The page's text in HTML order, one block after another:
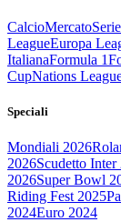
CalcioMercato
LeagueEuropa
ItalianaFormula 1
CupNations
Speciali
Mondiali 2026
2026Scudetto Inter
2026Super Bowl
Riding Fest 2025
2024Euro 2024